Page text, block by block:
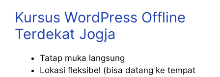
Kursus WordPress Offline
Terdekat Jogja
Tatap muka langsung
Lokasi fleksibel (bisa datang ke tempat